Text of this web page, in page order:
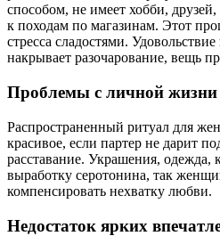
способом, не имеет хобби, друзей,
к походам по магазинам. Этот
стресса сладостями.
накрывает разочарование, вещь
Проблемы с личной жизни
Распространенный ритуал для
красивое, если партер не дарит
расставание. Украшения, одежда,
выработку серотонина, так
компенсировать нехватку любви.
Недостаток ярких